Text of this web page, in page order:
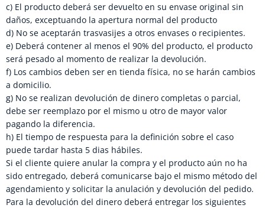
c) El producto deberá ser devuelto en su envase original sin
daños, exceptuando la apertura normal del producto
d) No se aceptarán trasvasijes a otros envases o recipientes.
e) Deberá contener al menos el 90% del producto, el producto
será pesado al momento de realizar la devolución.
f) Los cambios deben ser en tienda física, no se harán cambios
a domicilio.
g) No se realizan devolución de dinero completas o parcial,
debe ser reemplazo por el mismo u otro de mayor valor
pagando la diferencia.
h) El tiempo de respuesta para la definición sobre el caso
puede tardar hasta 5 dias hábiles.
Si el cliente quiere anular la compra y el producto aún no ha
sido entregado, deberá comunicarse bajo el mismo método del
agendamiento y solicitar la anulación y devolución del pedido.
Para la devolución del dinero deberá entregar los siguientes